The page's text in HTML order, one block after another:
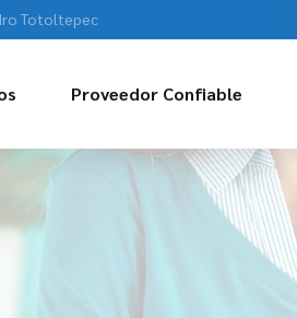
Totoltepec
Proveedor Confiable